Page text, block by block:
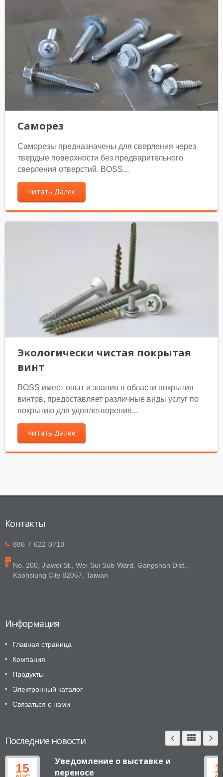
Саморез
Саморезы предназначены для сверления через
твердые поверхности без предварительного
сверления отверстий. BOSS...
Читать Далее
Экологически чистая покрытая
винт
BOSS имеет опыт и знания в области покрытия
винтов, предоставляет различные виды услуг по
покрытию для удовлетворения...
Читать Далее
Контакты
886-7-622-0718
No. 200, Jiawei St., Wei-Sui Sub-Ward, Gangshan Dist.,
Kaohsiung City 82057, Taiwan
Информация
Главная страница
Компания
Продукты
Электронный каталог
Связаться с нами
Последние новости
15
Уведомление о выставке и
переносе